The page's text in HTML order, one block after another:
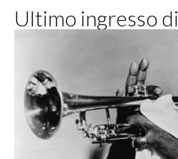
Ultimo ingresso di